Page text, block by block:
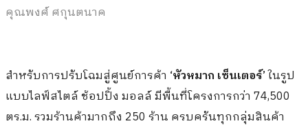
คุณพงศ์ ศกุนตนาค
สำหรับการปรับโฉมสู่ศูนย์การค้า ‘หัวหมาก เซ็นเตอร์’ในรูป
แบบไลฟ์สไตล์ ช้อปปิ้ง มอลล์ มีพื้นที่โครงการกว่า 74,500
ตร.ม. รวมร้านค้ามากถึง 250 ร้าน ครบครันทุกกลุ่มสินค้า